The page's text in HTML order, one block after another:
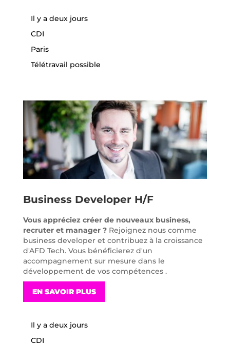
Il y a deux jours
CDI
Paris
Télétravail possible
Business Developer H/F
Vous appréciez créer de nouveaux business,
recruter et manager ?Rejoignez nous comme
business developer et contribuez à la croissance
d'AFD Tech. Vous bénéficierez d'un
accompagnement sur mesure dans le
développement de vos compétences .
EN SAVOIR PLUS
Il y a deux jours
CDI